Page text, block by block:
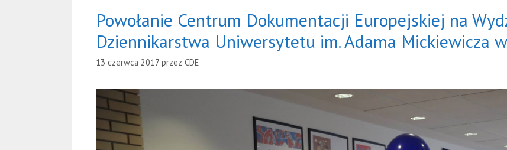
Powołanie Centrum Dokumentacji Europejskiej na
Dziennikarstwa Uniwersytetu im. Adama Mickiewicza
13 czerwca 2017 przez CDE